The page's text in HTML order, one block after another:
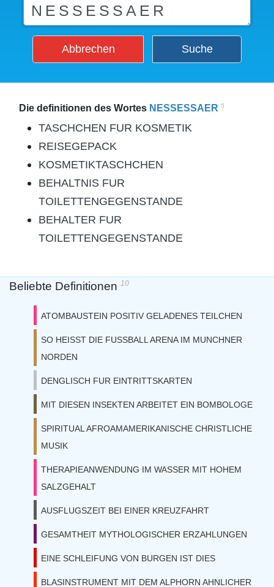
Abbrechen Suche
Die definitionen des Wortes NESSESSAER 5
TASCHCHEN FUR KOSMETIK
REISEGEPACK
KOSMETIKTASCHCHEN
BEHALTNIS FUR
TOILETTENGEGENSTANDE
BEHALTER FUR
TOILETTENGEGENSTANDE
Beliebte Definitionen 10
ATOMBAUSTEIN POSITIV GELADENES TEILCHEN
SO HEISST DIE FUSSBALL ARENA IM MUNCHNER
NORDEN
DENGLISCH FUR EINTRITTSKARTEN
MIT DIESEN INSEKTEN ARBEITET EIN BOMBOLOGE
SPIRITUAL AFROAMAMERIKANISCHE CHRISTLICHE
MUSIK
THERAPIEANWENDUNG IM WASSER MIT HOHEM
SALZGEHALT
AUSFLUGSZEIT BEI EINER KREUZFAHRT
GESAMTHEIT MYTHOLOGISCHER ERZAHLUNGEN
EINE SCHLEIFUNG VON BURGEN IST DIES
BLASINSTRUMENT MIT DEM ALPHORN AHNLICHER